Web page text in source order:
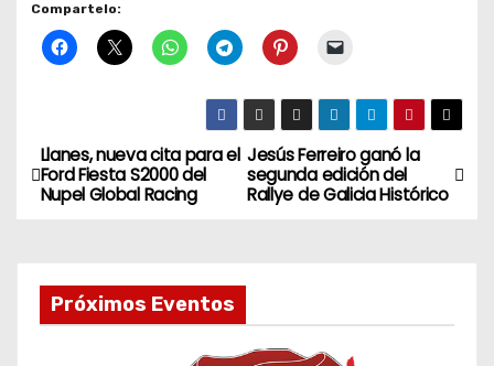
Compartelo:
N
a
Jesús Ferreiro ganó la
segunda edición del
Rallye de Galicia Histórico
Llanes, nueva cita para el
Ford Fiesta S2000 del
Nupel Global Racing
Próximos Eventos